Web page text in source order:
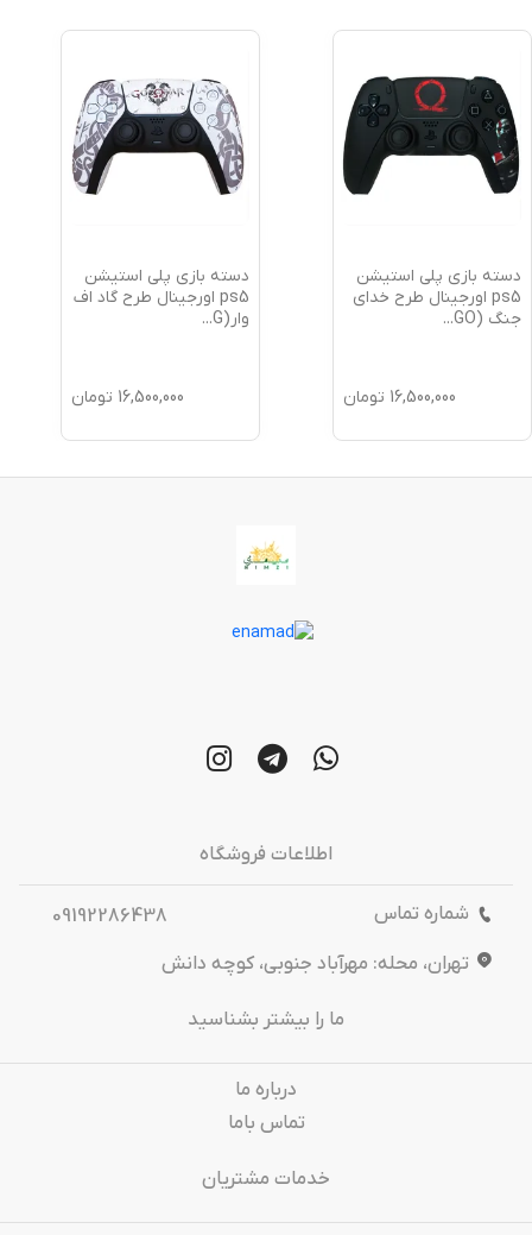
دسته بازی پلی استیشن
ps5 اورجینال طرح خدای
جنگ (GO
...
16,500,000 تومان
دسته بازی پلی استیشن
ps5 اورجینال طرح گاد اف
وار(G ...
16,500,000 تومان
اطلاعات فروشگاه
شماره تماس
09192286438
تهران، محله: مهرآباد جنوبی، کوچه دانش
ما را بیشتر بشناسید
درباره‌ ما
تماس باما
خدمات مشتریان